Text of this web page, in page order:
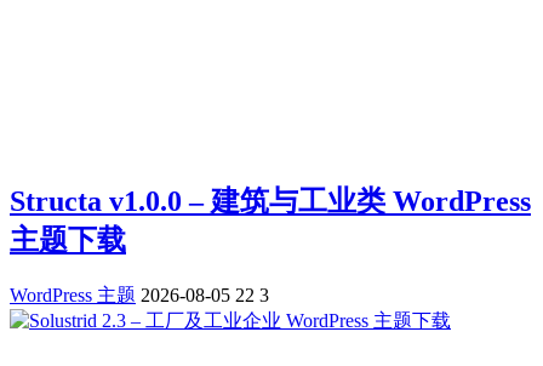
Structa v1.0.0 – 建筑与工业类 WordPress
主题下载
WordPress 主题 2026-08-05 22 3